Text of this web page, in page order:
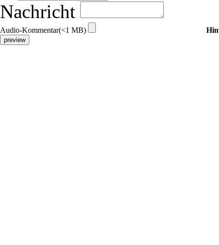
Nachricht
Audio-Kommentar(<1 MB)